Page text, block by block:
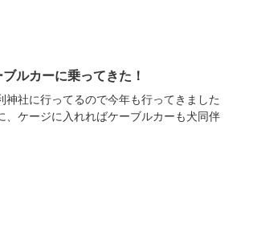
ルカーに乗ってきた！
社に行ってるので今年も行ってきました
ケージに入れればケーブルカーも犬同伴